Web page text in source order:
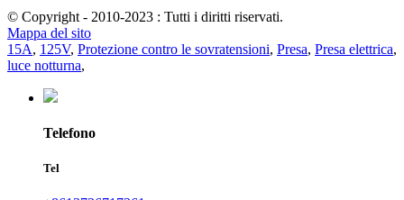
© Copyright - 2010-2023 : Tutti i diritti riservati.
Mappa del sito
15A, 125V, Protezione contro le sovratensioni, Presa, Presa elettrica,
luce notturna,
Telefono
Tel